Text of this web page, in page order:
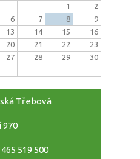
1
2
6 7 8
9
13 14 15
16
20 21 22
23
27 28 29
30
Třebová
970
465 519 500